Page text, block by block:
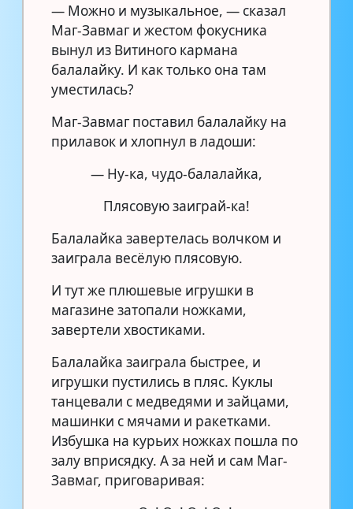
— Можно и музыкальное, — сказал
Маг-Завмаг и жестом фокусника
вынул из Витиного кармана
балалайку. И как только она там
уместилась?
Маг-Завмаг поставил балалайку на
прилавок и хлопнул в ладоши:
— Ну-ка, чудо-балалайка,
Плясовую заиграй-ка!
Балалайка завертелась волчком и
заиграла весёлую плясовую.
И тут же плюшевые игрушки в
магазине затопали ножками,
завертели хвостиками.
Балалайка заиграла быстрее, и
игрушки пустились в пляс. Куклы
танцевали с медведями и зайцами,
машинки с мячами и ракетками.
Избушка на курьих ножках пошла по
залу вприсядку. А за ней и сам Маг-
Завмаг, приговаривая: